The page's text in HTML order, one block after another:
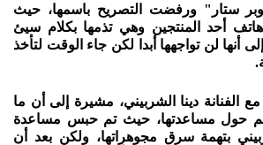
ستار" ورفضت التصريح باسمها، حيث
أحد المنتجين وهي تذمها بكلام سيئ
أنها لن تواجهها أبدا لكن جاء الوقت لتأخذ
الفنانة دينا الشربيني، مشيرة إلى أن ما
حول مساعدتها، حيث تم حبس مساعدة
بتهمة سرق مجوهراتها، ولكن بعد أن